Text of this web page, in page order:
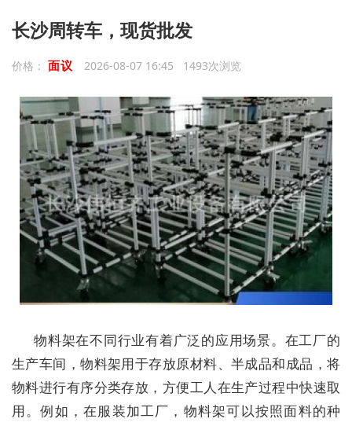
长沙周转车，现货批发
价格： 面议 2026-08-07 16:45 1493次浏览
物料架在不同行业有着广泛的应用场景。在工厂的
生产车间，物料架用于存放原材料、半成品和成品，将
物料进行有序分类存放，方便工人在生产过程中快速取
用。例如，在服装加工厂，物料架可以按照面料的种